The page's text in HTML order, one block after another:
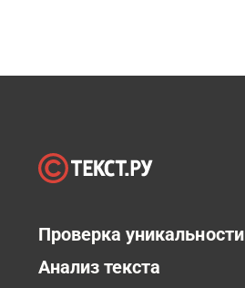
Проверка уникальности
Анализ текста